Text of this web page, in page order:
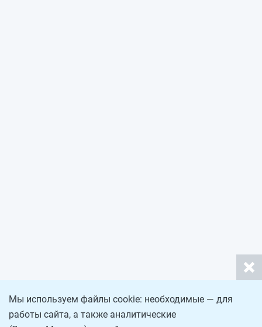
Мы используем файлы cookie: необходимые — для
работы сайта, а также аналитические